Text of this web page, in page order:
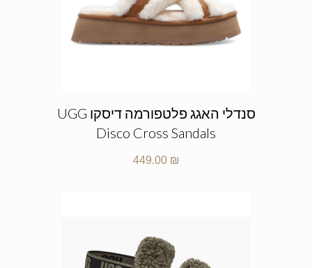
סנדלי האגג פלטפורמה דיסקו UGG
Disco Cross Sandals
449.00 ₪